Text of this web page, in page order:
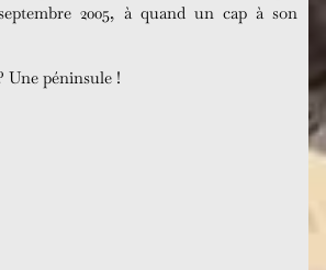
2005, à quand un cap à son
Une péninsule !